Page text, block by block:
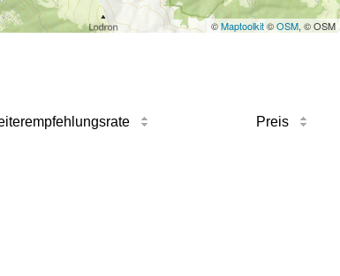
©Maptoolkit©OSM, © OSM
Preis